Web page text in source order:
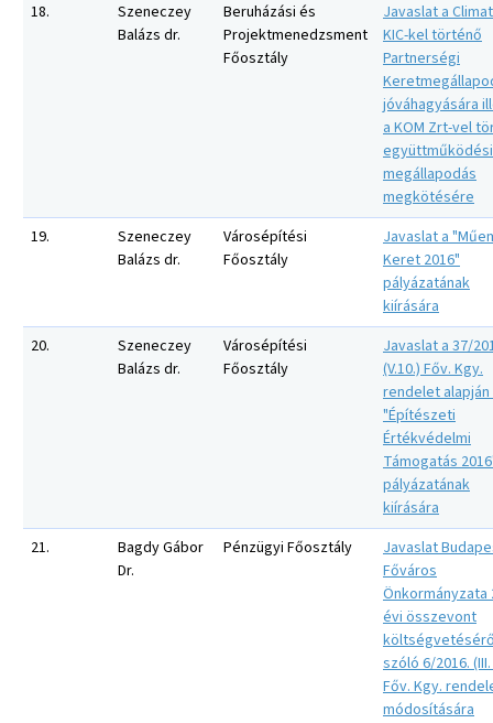
18.
Szeneczey
Balázs dr.
Beruházási és
Projektmenedzsment
Főosztály
Javaslat a
KIC-kel történő
Partnerségi
jóváhagyására
a KOM Zrt-vel
együttműködési
megállapodás
megkötésére
19.
Szeneczey
Balázs dr.
Városépítési
Főosztály
Javaslat a
Keret 2016"
pályázatának
kiírására
20.
Szeneczey
Balázs dr.
Városépítési
Főosztály
Javaslat a 37/
(V.10.) Főv. Kgy.
rendelet alapján
"Építészeti
Értékvédelmi
Támogatás
pályázatának
kiírására
21.
Bagdy Gábor
Dr.
Pénzügyi Főosztály
Javaslat
Főváros
Önkormányzata
évi összevont
szóló 6/2016.
Főv. Kgy.
módosítására